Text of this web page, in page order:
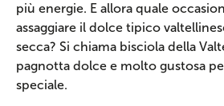
più energie. E allora quale
assaggiare il dolce tipico
secca? Si chiama bisciola della
pagnotta dolce e molto gustosa
speciale.